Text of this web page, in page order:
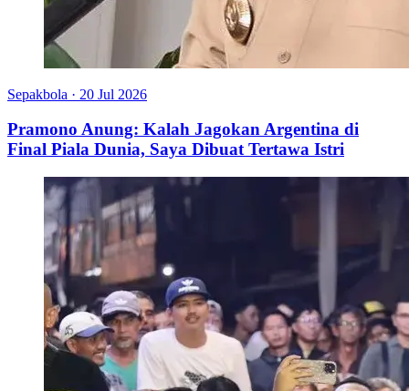
Sepakbola · 20 Jul 2026
Pramono Anung: Kalah Jagokan Argentina di
Final Piala Dunia, Saya Dibuat Tertawa Istri